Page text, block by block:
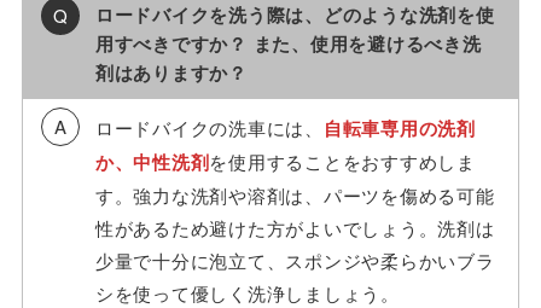
ロードバイクを洗う際は、どのような洗剤を使
用すべきですか？ また、使用を避けるべき洗
剤はありますか？
ロードバイクの洗車には、 自転車専用の洗剤
か、中性洗剤を使用することをおすすめしま
す。強力な洗剤や溶剤は、パーツを傷める可能
性があるため避けた方がよいでしょう。洗剤は
少量で十分に泡立て、スポンジや柔らかいブラ
シを使って優しく洗浄しましょう。